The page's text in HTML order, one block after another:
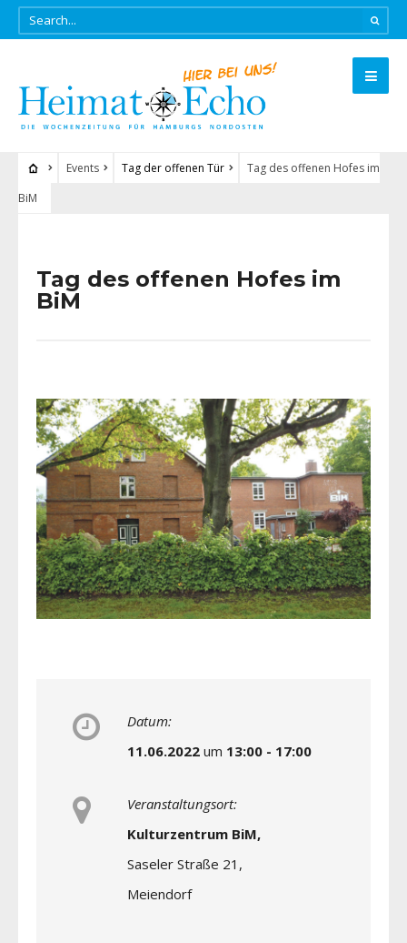
Events Tag der offenen Tür
Tag des offenen Hofes im
BiM
Tag des offenen Hofes im
BiM
Datum:
11.06.2022 um 13:00 - 17:00
Veranstaltungsort:
Kulturzentrum BiM,
Saseler Straße 21,
Meiendorf